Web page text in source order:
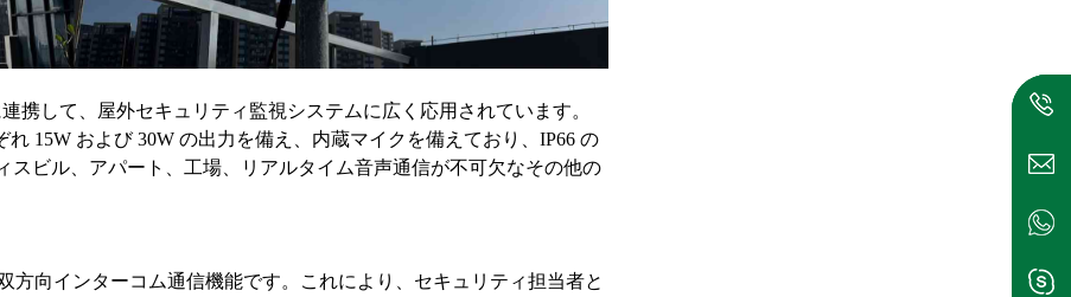
携して、屋外セキュリティ監視システムに広く応用されています。
れ 15W および 30W の出力を備え、内蔵マイクを備えており、IP66 の
ビル、アパート、工場、リアルタイム音声通信が不可欠なその他の
方向インターコム通信機能です。これにより、セキュリティ担当者と